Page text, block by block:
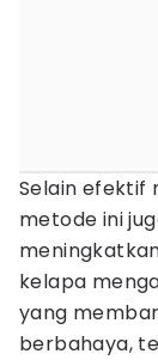
Selain efektif
metode ini
kelapa
yang
berbahaya,